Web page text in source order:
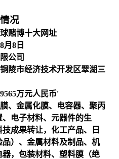
况
赌博十大网址
8月8 日
公司
陵市经济技术开发区翠湖三
万元人民币'
、金属化膜、电容器、聚丙
电子材料、元器件的生
成果转让，化工产品、日
）、金属材料及制品、机
，包装材料、塑料膜（绝